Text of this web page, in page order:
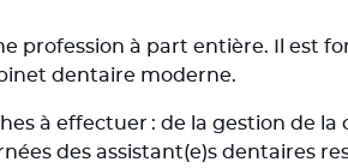
profession à part entière. Il est
dentaire moderne.
à effectuer : de la gestion de la
des assistant(e)s dentaires